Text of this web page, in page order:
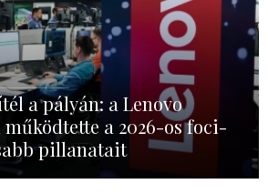
a pályán: a Lenovo
a 2026-os foci-
pillanatait